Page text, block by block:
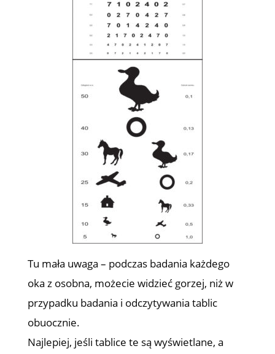
Tu mała uwaga – podczas badania każdego
oka z osobna, możecie widzieć gorzej, niż w
przypadku badania i odczytywania tablic
obuocznie.
Najlepiej, jeśli tablice te są wyświetlane, a